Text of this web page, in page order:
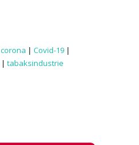
corona | Covid-19 |
| tabaksindustrie